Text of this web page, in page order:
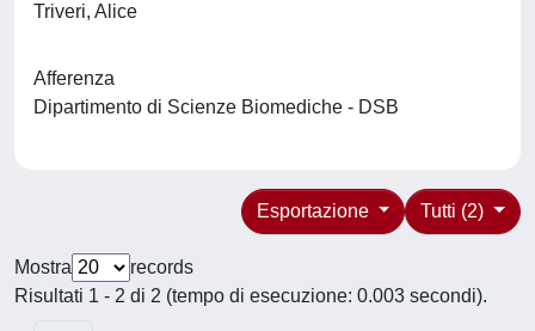
Triveri, Alice
Afferenza
Dipartimento di Scienze Biomediche - DSB
Tutti (2)
Esportazione
Mostra
records
Risultati 1 - 2 di 2 (tempo di esecuzione: 0.003 secondi).